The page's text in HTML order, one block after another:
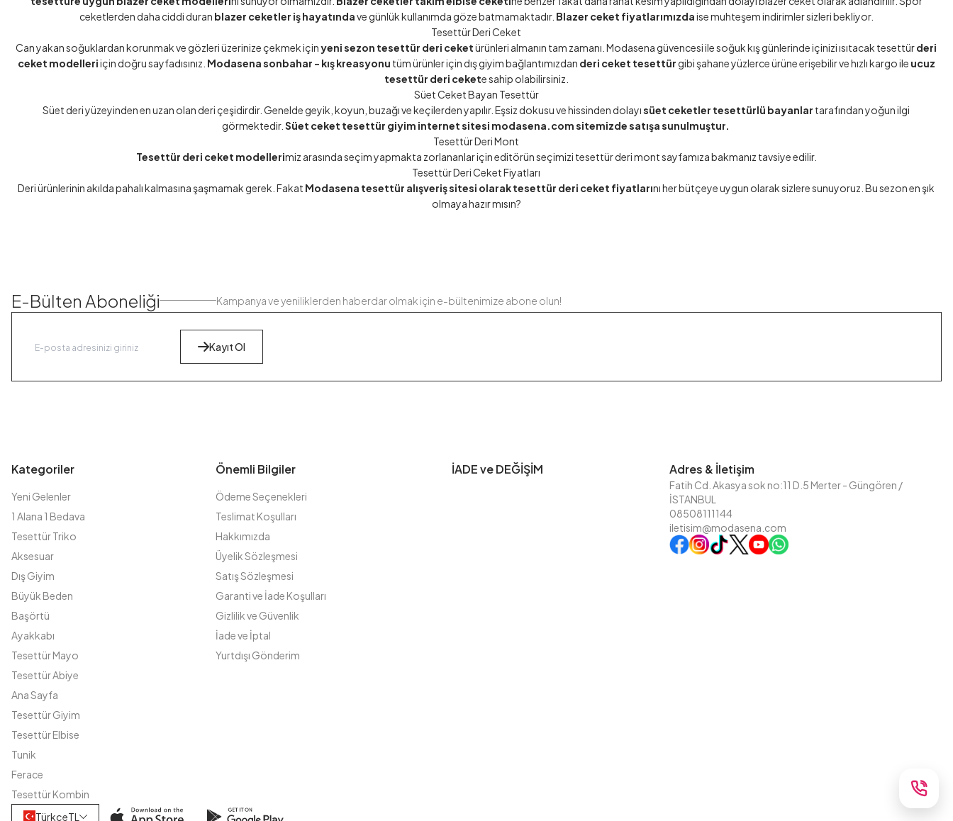
ceketlerden daha ciddi duran blazer ceketler iş hayatındave günlük kullanımda göze batmamaktadır. Blazer ceket fiyatlarımızdaise muhteşem indirimler sizleri bekliyor.
Tesettür Deri Ceket
Can yakan soğuklardan korunmak ve gözleri üzerinize çekmek içinyeni sezon tesettür deri ceketürünleri almanın tam zamanı. Modasena güvencesi ile soğuk kış günlerinde içinizi ısıtacak tesettürderi
ceket modelleriiçin doğru sayfadısınız. Modasena sonbahar - kış kreasyonu tüm ürünler için dış giyimbağlantımızdan deri ceket tesettür gibi şahane yüzlerce ürüne erişebilir ve hızlı kargo ile ucuz
tesettür deri cekete sahip olabilirsiniz.
Süet Ceket Bayan Tesettür
Süet deri yüzeyinden en uzan olan deri çeşidirdir. Genelde geyik, koyun, buzağı ve keçilerden yapılır. Eşsiz dokusu ve hissinden dolayısüet ceketler tesettürlü bayanlar tarafından yoğun ilgi
görmektedir. Süet ceket tesettür giyim internet sitesi modasena.com sitemizde satışa sunulmuştur.
Tesettür Deri Mont
Tesettür deri ceket modellerimiz arasında seçim yapmakta zorlananlar için editörün seçimizi tesettürderi montsayfamıza bakmanız tavsiye edilir.
Tesettür Deri Ceket Fiyatları
Deri ürünlerinin akılda pahalı kalmasına şaşmamak gerek. Fakat Modasena tesettür alışveriş sitesi olarak tesettür deri ceket fiyatlarını her bütçeye uygun olarak sizlere sunuyoruz. Bu sezon en şık
olmaya hazır mısın?
E-Bülten Aboneliği Kampanya ve yeniliklerden haberdar olmak için e-bültenimize abone olun!
Kayıt Ol
Kategoriler
Yeni Gelenler
1 Alana 1 Bedava
Tesettür Triko
Aksesuar
Dış Giyim
Büyük Beden
Başörtü
Ayakkabı
Tesettür Mayo
Tesettür Abiye
Ana Sayfa
Tesettür Giyim
Tesettür Elbise
Tunik
Ferace
Tesettür Kombin
Önemli Bilgiler
Ödeme Seçenekleri
Teslimat Koşulları
Hakkımızda
Üyelik Sözleşmesi
Satış Sözleşmesi
Garanti ve İade Koşulları
Gizlilik ve Güvenlik
İade ve İptal
Yurtdışı Gönderim
İADE ve DEĞİŞİM Adres & İletişim
Fatih Cd. Akasya sok no:11 D.5 Merter - Güngören /
İSTANBUL
08508111144
iletisim@modasena.com
Instagram
TikTok
X WhatsApp
TürkçeTL